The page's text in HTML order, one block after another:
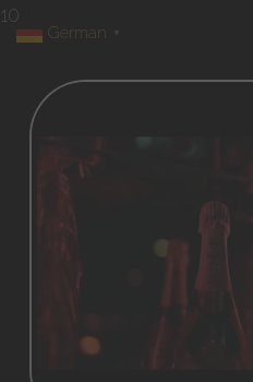
10
German